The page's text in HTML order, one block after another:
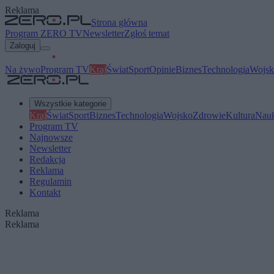
Reklama
Strona główna
Program ZERO TVNewsletterZgłoś temat
Zaloguj
Na żywoProgram TVKrajŚwiatSportOpinieBiznesTechnologia
Wszystkie kategorie
KrajŚwiatSportBiznesTechnologiaWojskoZdrowieKultura
Program TV
Najnowsze
Newsletter
Redakcja
Reklama
Regulamin
Kontakt
Reklama
Reklama